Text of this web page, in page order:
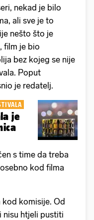
nekad je bilo
ali sve je to
nešto što je
film je bio
bez kojeg se nije
Poput
je redatelj.
je
s time da treba
kod filma
komisije. Od
nisu htjeli pustiti